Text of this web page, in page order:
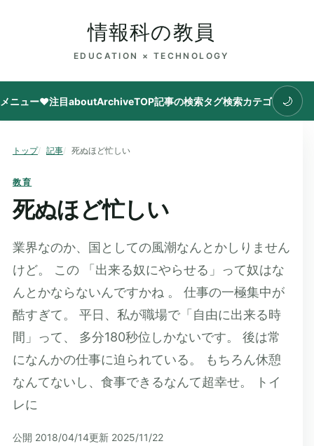
情報科の教員
EDUCATION × TECHNOLOGY
メニュー♥注目aboutArchiveTOP記事の検索タグ検索カテゴリ 🌙
トップ 記事 死ぬほど忙しい
教育
死ぬほど忙しい
業界なのか、国としての風潮なんとかしりません
けど。 この 「出来る奴にやらせる」って奴はな
んとかならないんですかね 。 仕事の一極集中が
酷すぎて。 平日、私が職場で「自由に出来る時
間」って、 多分180秒位しかないです。 後は常
になんかの仕事に迫られている。 もちろん休憩
なんてないし、食事できるなんて超幸せ。 トイ
レに
公開 2018/04/14更新 2025/11/22